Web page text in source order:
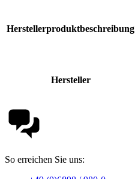
Herstellerproduktbeschreibung
Hersteller
So erreichen Sie uns: